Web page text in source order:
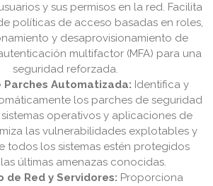
y sus permisos en la red. Facilita
políticas de acceso basadas en roles,
y desaprovisionamiento de
multifactor (MFA) para una
seguridad reforzada.
Parches Automatizada: Identifica y
los parches de seguridad
operativos y aplicaciones de
las vulnerabilidades explotables y
todos los sistemas estén protegidos
últimas amenazas conocidas.
de Red y Servidores: Proporciona